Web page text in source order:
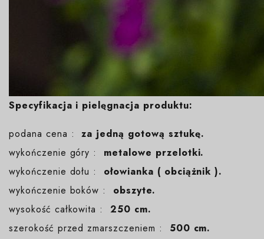
Specyfikacja i pielęgnacja produktu:
podana cena :za jedną gotową sztukę.
wykończenie góry :
metalowe przelotki.
wykończenie dołu : ołowianka ( obciążnik ).
wykończenie boków : obszyte.
wysokość całkowita :250 cm.
szerokość przed zmarszczeniem : 500 cm.